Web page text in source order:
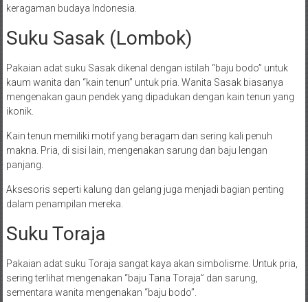
keragaman budaya Indonesia.
Suku Sasak (Lombok)
Pakaian adat suku Sasak dikenal dengan istilah “baju bodo” untuk
kaum wanita dan “kain tenun” untuk pria. Wanita Sasak biasanya
mengenakan gaun pendek yang dipadukan dengan kain tenun yang
ikonik.
Kain tenun memiliki motif yang beragam dan sering kali penuh
makna. Pria, di sisi lain, mengenakan sarung dan baju lengan
panjang.
Aksesoris seperti kalung dan gelang juga menjadi bagian penting
dalam penampilan mereka.
Suku Toraja
Pakaian adat suku Toraja sangat kaya akan simbolisme. Untuk pria,
sering terlihat mengenakan “baju Tana Toraja” dan sarung,
sementara wanita mengenakan “baju bodo”.